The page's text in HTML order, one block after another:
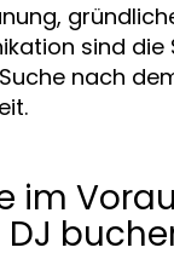
sind die
nach
im